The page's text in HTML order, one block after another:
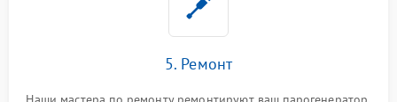
5. Ремонт